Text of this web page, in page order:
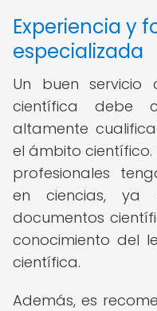
Experiencia y
especializada
Un buen
científica debe
altamente
el ámbito
profesionales
en ciencias, ya
documentos
conocimiento del
científica.
Además, es